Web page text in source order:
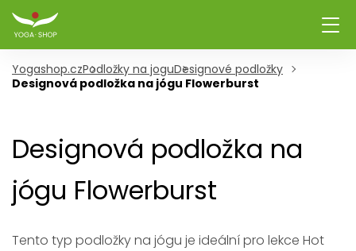
Yogashop.czPodložky na joguDesignové podložky
Designová podložka na jógu Flowerburst
Designová podložka na
jógu Flowerburst
Tento typ podložky na jógu je ideální pro lekce Hot